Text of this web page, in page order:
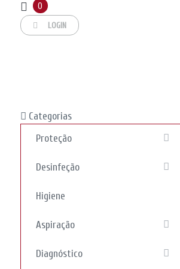
Usamos cookies no nosso site para
Ler política de privacidade
Aceitar
0
LOGIN
Categorias
Proteção
Desinfeção
Higiene
Aspiração
Diagnóstico